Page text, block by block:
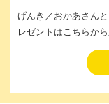
げんき／おかあさん
レゼントはこちらから